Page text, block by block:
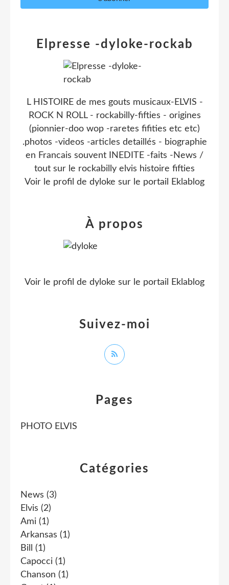
Catégories
News (3)
Elvis (2)
Ami (1)
Arkansas (1)
Bill
(1)
Capocci (1)
Chanson (1)
Pages
PHOTO ELVIS
Elpresse -dyloke-rockab
L HISTOIRE de mes gouts musicaux-ELVIS -
ROCK N ROLL - rockabilly-fifties - origines
(pionnier-doo wop -raretes fifities etc etc)
.photos -videos -articles detaillés - biographie
en Francais souvent INEDITE -faits -News /
tout sur le rockabilly elvis histoire fifties
Voir le profil de dyloke sur le portail Eklablog
Suivez-moi
À propos
Voir le profil de dyloke sur le portail Eklablog